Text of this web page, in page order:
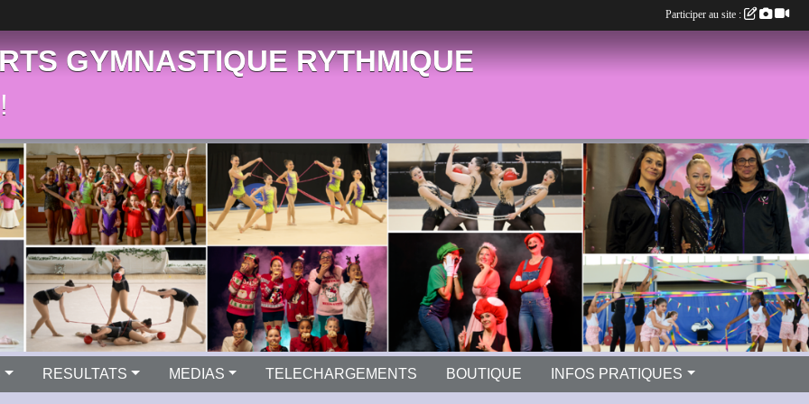
GYMNASTIQUE RYTHMIQUE
RESULTATS MEDIAS TELECHARGEMENTS BOUTIQUE INFOS PRATIQUES
Participer au site :